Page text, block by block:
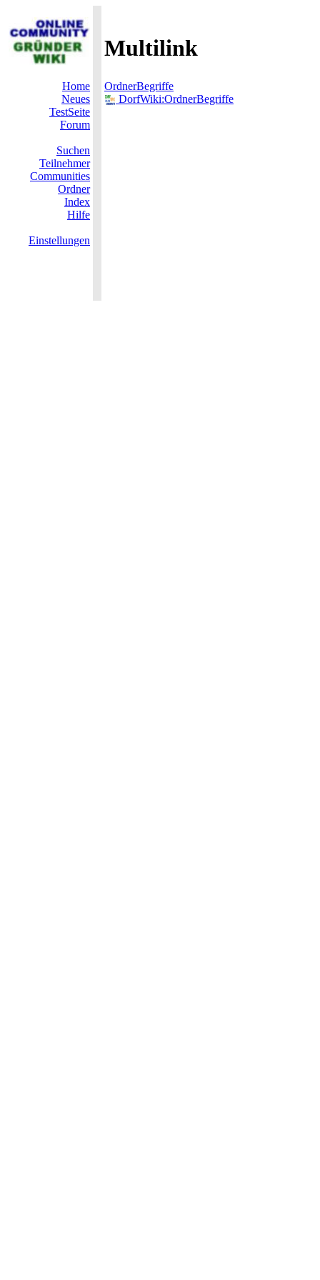
Multilink
Home
Neues
TestSeite
Forum
Suchen
Teilnehmer
Communities
Ordner
Index
Hilfe
Einstellungen
OrdnerBegriffe
DorfWiki:OrdnerBegriffe